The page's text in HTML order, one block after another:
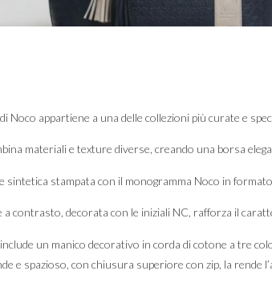
Noco appartiene a una delle collezioni più curate e
materiali e texture diverse, creando una borsa
sintetica stampata con il monogramma Noco in
a contrasto, decorata con le iniziali NC, rafforza il
un manico decorativo in corda di cotone a tre
e spazioso, con chiusura superiore con zip, la rende